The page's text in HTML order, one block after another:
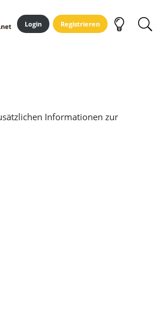
Login Registrieren
Informationen zur